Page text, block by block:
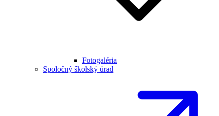
Fotogaléria
Spoločný školský úrad